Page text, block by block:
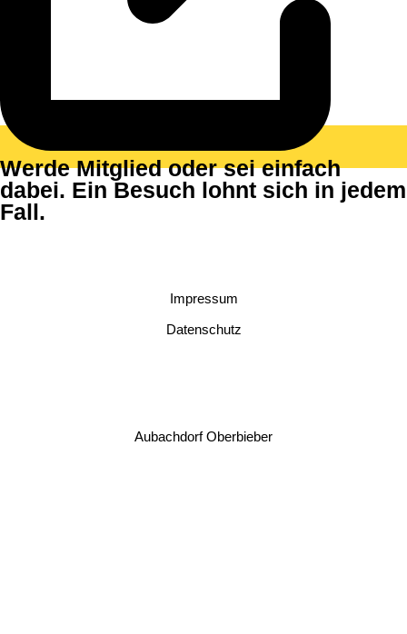
Werde Mitglied oder sei einfach
dabei. Ein Besuch lohnt sich in jedem
Fall.
Impressum
Datenschutz
Aubachdorf Oberbieber